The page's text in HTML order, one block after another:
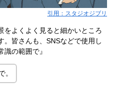
引用：スタジオジブリ
をよくよく見ると細かいところ
。皆さんも、SNSなどで使用し
の範囲で』
。